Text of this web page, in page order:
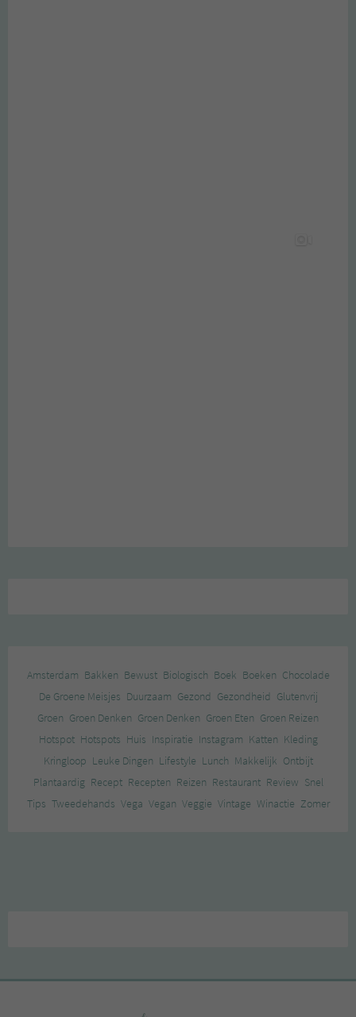
Amsterdam Bakken Bewust Biologisch Boek Boeken Chocolade
De Groene Meisjes Duurzaam Gezond Gezondheid Glutenvrij
Groen Groen Denken Groen Denken Groen Eten Groen Reizen
Hotspot Hotspots Huis Inspiratie Instagram Katten Kleding
Kringloop Leuke Dingen Lifestyle Lunch Makkelijk Ontbijt
Plantaardig Recept Recepten Reizen Restaurant Review Snel
Tips Tweedehands Vega Vegan Veggie Vintage Winactie Zomer